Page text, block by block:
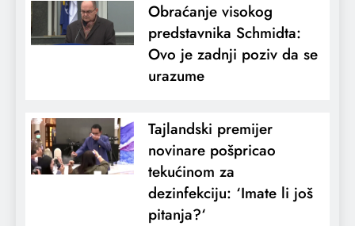
Obraćanje visokog
predstavnika Schmidta:
Ovo je zadnji poziv da se
urazume
Tajlandski premijer
novinare pošpricao
tekućinom za
dezinfekciju: ‘Imate li još
pitanja?‘